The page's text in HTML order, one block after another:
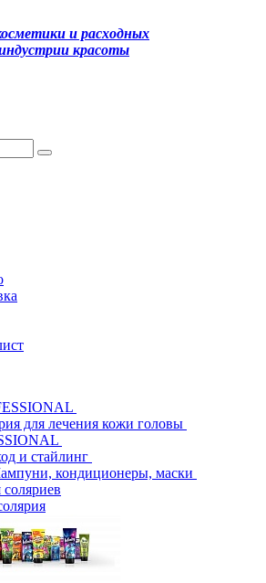
и расходных
красоты
для лечения кожи головы
и стайлинг
кондиционеры, маски